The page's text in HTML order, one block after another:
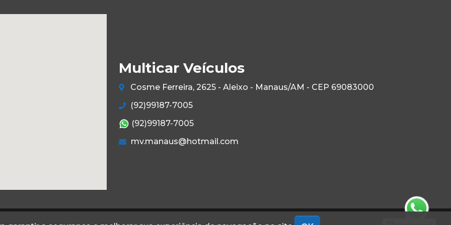
Multicar Veículos
Cosme Ferreira, 2625 - Aleixo - Manaus/AM - CEP 69083000
(92)99187-7005
(92)99187-7005
mv.manaus@hotmail.com